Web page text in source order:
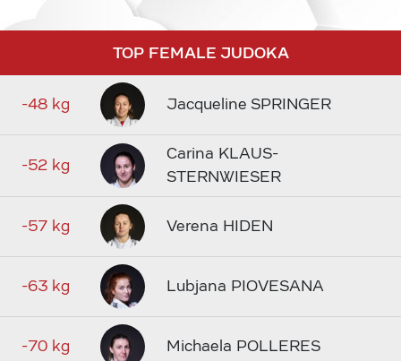
TOP FEMALE JUDOKA
-48 kg Jacqueline SPRINGER
-52 kg
Carina KLAUS-
STERNWIESER
-57 kg Verena HIDEN
-63 kg Lubjana PIOVESANA
-70 kg Michaela POLLERES